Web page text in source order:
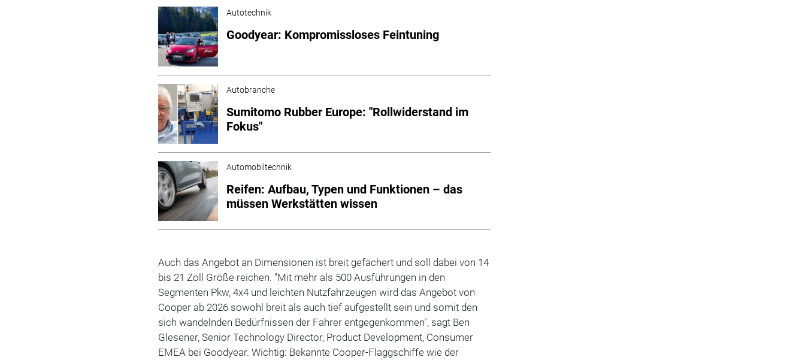
Autotechnik
Goodyear: Kompromissloses Feintuning
Autobranche
Sumitomo Rubber Europe: "Rollwiderstand im
Fokus"
Automobiltechnik
Reifen: Aufbau, Typen und Funktionen – das
müssen Werkstätten wissen
Auch das Angebot an Dimensionen ist breit gefächert und soll dabei von 14
bis 21 Zoll Größe reichen. "Mit mehr als 500 Ausführungen in den
Segmenten Pkw, 4x4 und leichten Nutzfahrzeugen wird das Angebot von
Cooper ab 2026 sowohl breit als auch tief aufgestellt sein und somit den
sich wandelnden Bedürfnissen der Fahrer entgegenkommen", sagt Ben
Glesener, Senior Technology Director, Product Development, Consumer
EMEA bei Goodyear. Wichtig: Bekannte Cooper-Flaggschiffe wie der